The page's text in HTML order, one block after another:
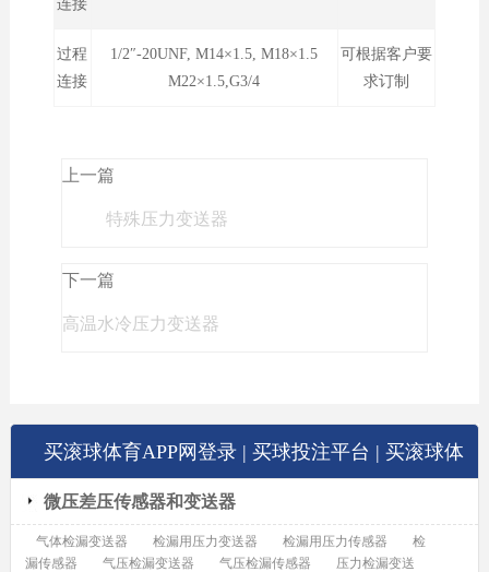
连接
过程
连接
1/2″-20UNF, M14×1.5, M18×1.5
M22×1.5,G3/4
可根据客户要
求订制
上一篇
特殊压力变送器
下一篇
高温水冷压力变送器
买滚球体育APP网登录 | 买球投注平台 | 买滚球体
育在线官方入口展示
微压差压传感器和变送器
气体检漏变送器 检漏用压力变送器 检漏用压力传感器
检
漏传感器
气压检漏变送器 气压检漏传感器 压力检漏变送